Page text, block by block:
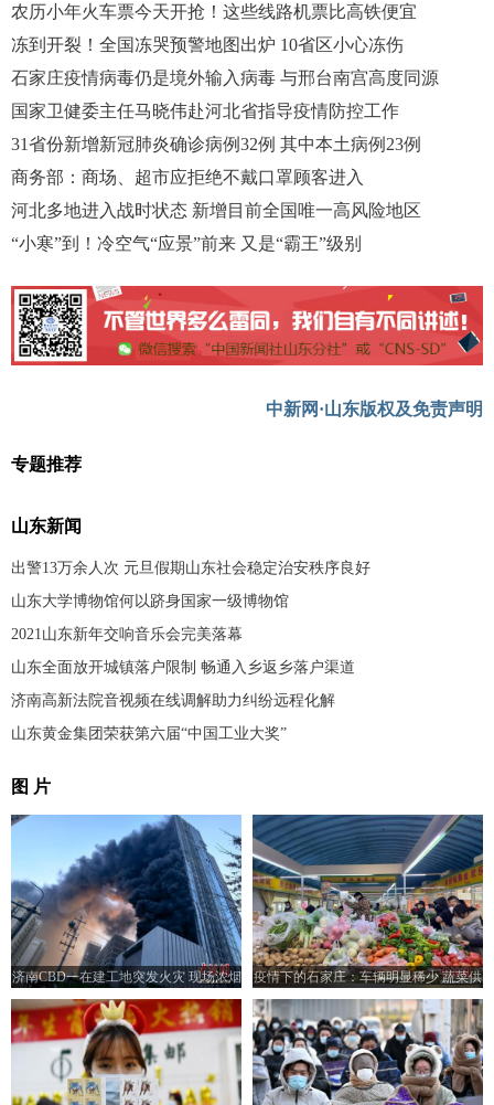
农历小年火车票今天开抢！这些线路机票比高铁便宜
冻到开裂！全国冻哭预警地图出炉 10省区小心冻伤
石家庄疫情病毒仍是境外输入病毒 与邢台南宫高度同源
国家卫健委主任马晓伟赴河北省指导疫情防控工作
31省份新增新冠肺炎确诊病例32例 其中本土病例23例
商务部：商场、超市应拒绝不戴口罩顾客进入
河北多地进入战时状态 新增目前全国唯一高风险地区
“小寒”到！冷空气“应景”前来 又是“霸王”级别
中新网·山东版权及免责声明
专题推荐
山东新闻
出警13万余人次 元旦假期山东社会稳定治安秩序良好
山东大学博物馆何以跻身国家一级博物馆
2021山东新年交响音乐会完美落幕
山东全面放开城镇落户限制 畅通入乡返乡落户渠道
济南高新法院音视频在线调解助力纠纷远程化解
山东黄金集团荣获第六届“中国工业大奖”
图 片
济南CBD一在建工地突发火灾 现场浓烟
滚滚
疫情下的石家庄：车辆明显稀少 蔬菜供
给充足